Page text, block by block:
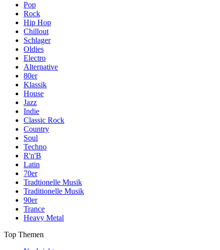
Pop
Rock
Hip Hop
Chillout
Schlager
Oldies
Electro
Alternative
80er
Klassik
House
Jazz
Indie
Classic Rock
Country
Soul
Techno
R'n'B
Latin
70er
Tradtionelle Musik
Traditionelle Musik
90er
Trance
Heavy Metal
Top Themen